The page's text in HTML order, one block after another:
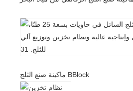
ماكينة صنع الثلج BBlock